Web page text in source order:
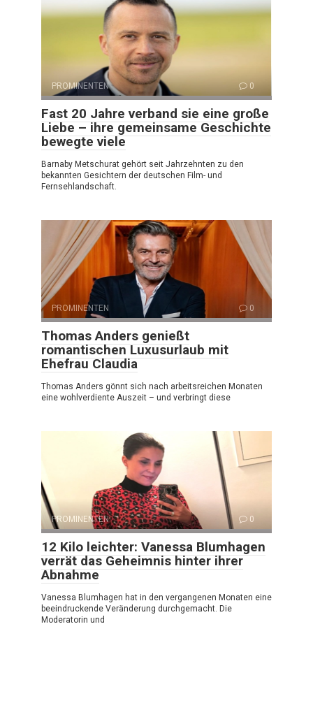
PROMINENTEN 0
Fast 20 Jahre verband sie eine große
Liebe – ihre gemeinsame Geschichte
bewegte viele
Barnaby Metschurat gehört seit Jahrzehnten zu den
bekannten Gesichtern der deutschen Film- und
Fernsehlandschaft.
PROMINENTEN 0
Thomas Anders genießt
romantischen Luxusurlaub mit
Ehefrau Claudia
Thomas Anders gönnt sich nach arbeitsreichen Monaten
eine wohlverdiente Auszeit – und verbringt diese
PROMINENTEN 0
12 Kilo leichter: Vanessa Blumhagen
verrät das Geheimnis hinter ihrer
Abnahme
Vanessa Blumhagen hat in den vergangenen Monaten eine
beeindruckende Veränderung durchgemacht. Die
Moderatorin und